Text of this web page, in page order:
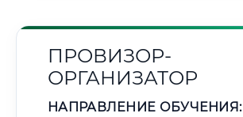
ПРОВИЗОР-
ОРГАНИЗАТОР
НАПРАВЛЕНИЕ ОБУЧЕНИЯ: